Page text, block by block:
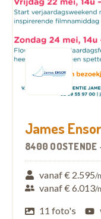
James Ensor
8400 OOSTENDE
vanaf € 2.595/
vanaf € 6.013/
11 foto's